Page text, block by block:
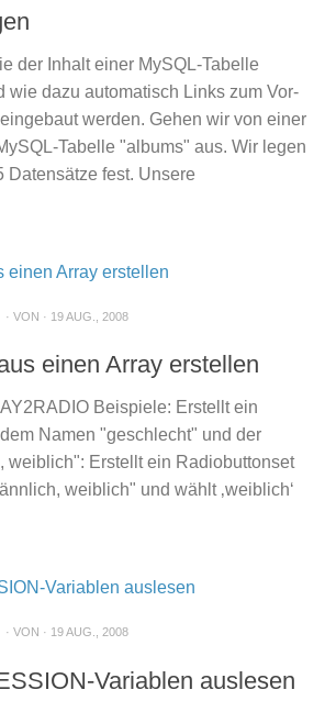
der Inhalt einer MySQL-Tabelle
wie dazu automatisch Links zum Vor-
werden. Gehen wir von einer
Tabelle "albums" aus. Wir legen
Datensätze fest. Unsere
· VON · 19 AUG., 2008
einen Array erstellen
Beispiele: Erstellt ein
Namen "geschlecht" und der
weiblich": Erstellt ein Radiobuttonset
weiblich" und wählt ‚weiblich‘
· VON · 19 AUG., 2008
Variablen auslesen